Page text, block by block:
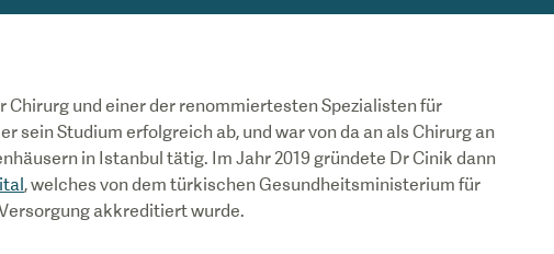
und einer der renommiertesten Spezialisten für
sein Studium erfolgreich ab, und war von da an als Chirurg an
in Istanbul tätig. Im Jahr 2019 gründete Dr Cinik dann
, welches von dem türkischen Gesundheitsministerium für
akkreditiert wurde.